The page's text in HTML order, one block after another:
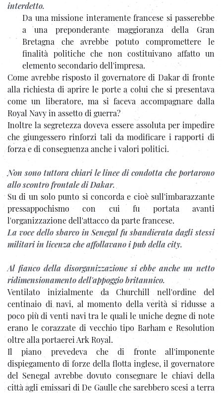
interdetto.
Da una missione interamente francese si passerebbe
a una preponderante maggioranza della Gran
Bretagna che avrebbe potuto compromettere le
finalità politiche che non costituivano affatto un
elemento secondario dell'impresa.
Come avrebbe risposto il governatore di Dakar di fronte
alla richiesta di aprire le porte a colui che si presentava
come un liberatore, ma si faceva accompagnare dalla
Royal Navy in assetto di guerra?
Inoltre la segretezza doveva essere assoluta per impedire
che giungessero rinforzi tali da modificare i rapporti di
forza e di conseguenza anche i valori politici.
Non sono tuttora chiari le linee di condotta che portarono
allo scontro frontale di Dakar.
Su di un solo punto si concorda e cioè sull'imbarazzante
pressappochismo con cui fu portata avanti
l'organizzazione dell'attacco da parte francese.
La voce dello sbarco in Senegal fu sbandierata dagli stessi
militari in licenza che affollavano i pub della city.
Al fianco della disorganizzazione si ebbe anche un netto
ridimensionamento dell'appoggio britannico.
Ventilato inizialmente da Churchill nell'ordine del
centinaio di navi, al momento della verità si ridusse a
poco più di venti navi tra le quali le uniche degne di note
erano le corazzate di vecchio tipo Barham e Resolution
oltre alla portaerei Ark Royal.
Il piano prevedeva che di fronte all'imponente
dispiegamento di forze della flotta inglese, il governatore
del Senegal avrebbe dovuto consegnare le chiavi della
città agli emissari di De Gaulle che sarebbero scesi a terra